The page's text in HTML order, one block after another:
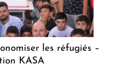
les réfugiés –
KASA